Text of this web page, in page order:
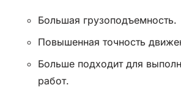
Большая грузоподъемность.
Повышенная точность
Больше подходит для
работ.